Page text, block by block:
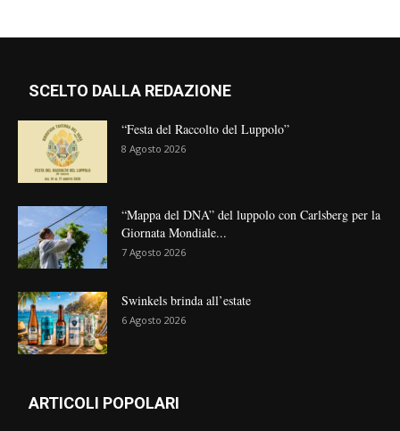
SCELTO DALLA REDAZIONE
“Festa del Raccolto del Luppolo”
8 Agosto 2026
“Mappa del DNA” del luppolo con Carlsberg per la
Giornata Mondiale...
7 Agosto 2026
Swinkels brinda all’estate
6 Agosto 2026
ARTICOLI POPOLARI